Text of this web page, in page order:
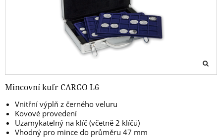
Mincovní kufr CARGO L6
Vnitřní výplň z černého veluru
Kovové provedení
Uzamykatelný na klíč (včetně 2 klíčů)
Vhodný pro mince do průměru 47 mm